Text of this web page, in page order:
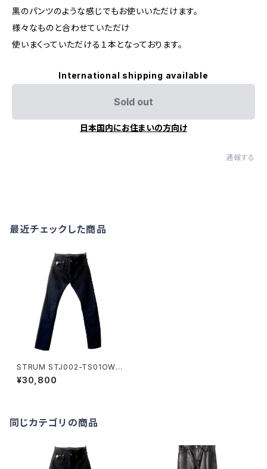
黒のパンツのような感じでもお使いいただけます。
様々なものと合わせていただけ
使いまくっていただける１本となっております。
International shipping available
Sold out
日本国内にお住まいの方向け
通報する
最近チェックした商品
STRUM STJ002-TS01OW-
BLACK
¥30,800
同じカテゴリの商品